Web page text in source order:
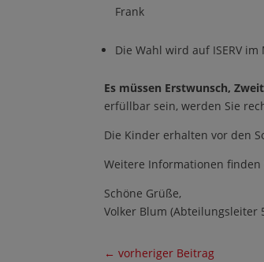
Frank
Die Wahl wird auf ISERV im
Es müssen Erstwunsch,
erfüllbar sein, werden Sie
Die Kinder erhalten vor den
Weitere Informationen finden
Schöne Grüße,
Volker Blum (Abteilungsleiter
← vorheriger Beitrag